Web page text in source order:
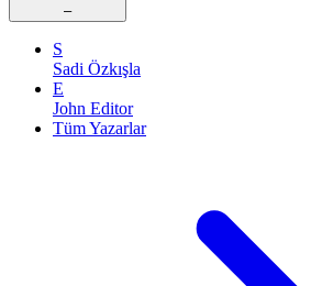
–
S
Sadi Özkışla
E
John Editor
Tüm Yazarlar